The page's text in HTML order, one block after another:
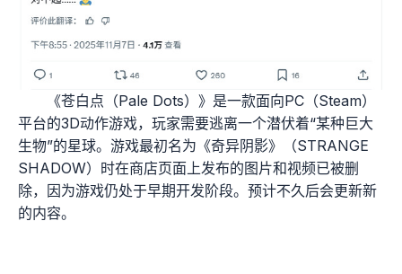
《苍白点（Pale Dots）》是一款面向PC（Steam）
平台的3D动作游戏，玩家需要逃离一个潜伏着“某种巨大
生物”的星球。游戏最初名为《奇异阴影》（STRANGE
SHADOW）时在商店页面上发布的图片和视频已被删
除，因为游戏仍处于早期开发阶段。预计不久后会更新新
的内容。